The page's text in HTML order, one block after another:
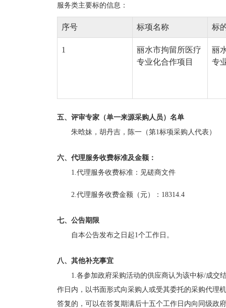
服务类主要标的信息：
序号 标项名称 标
1
丽水市拘留所医疗
专业化合作项目
丽
专
五、评审专家（单一来源采购人员）名单
朱晗妹，胡丹吉，陈一（第1标项采购人代表）
六、代理服务收费标准及金额：
1.代理服务收费标准： 见磋商文件
2.代理服务收费金额（元）： 18314.4
七、公告期限
自本公告发布之日起1个工作日。
八、其他补充事宜
1.各参加政府采购活动的供应商认为该中标/成交
作日内，以书面形式向采购人或受其委托的采购代理
答复的，可以在答复期满后十五个工作日内向同级政